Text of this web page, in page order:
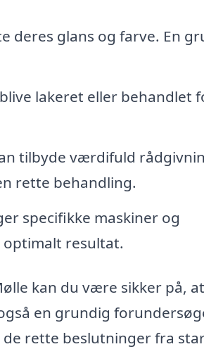
deres glans og farve. En
lakeret eller behandlet
tilbyde værdifuld
rette behandling.
specifikke maskiner og
resultat.
kan du være sikker på, at
en grundig
rette beslutninger fra